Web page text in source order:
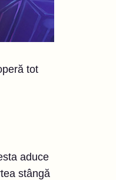
tot
aduce
stângă